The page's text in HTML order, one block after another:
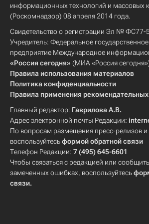
информационных технологий и массовых
(Роскомнадзор) 08 апреля 2014 года.
Свидетельство о регистрации Эл № ФС77-
Учредитель: Федеральное
предприятие Международное
«Россия сегодня» (МИА «Россия
Правила использования материалов
Политика конфиденциальности
Правила применения рекомендательных
Главный редактор: Гаврилова А.В.
Адрес электронной почты Редакции:
По вопросам размещения пресс-релизов
воспользуйтесьформой обратной связи
Телефон Редакции: 7 (495) 645-6601
Чтобы связаться с редакцией или
замеченных ошибках, воспользуйтесь
связи.